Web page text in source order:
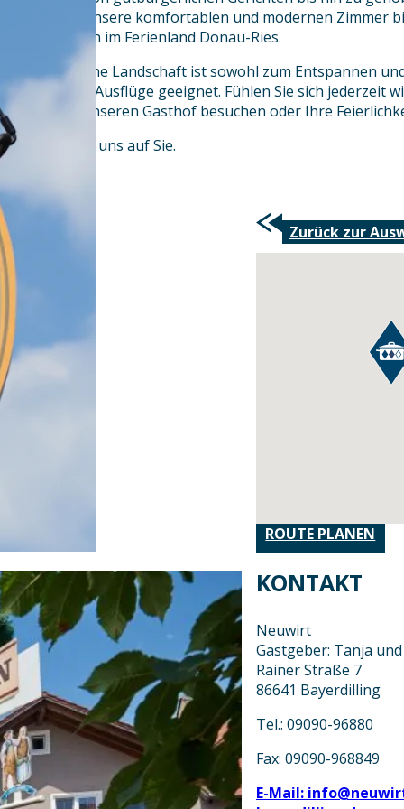
Qualität. Unsere komfortablen und modernen Zimmer
Wohlfühlen im Ferienland Donau-Ries.
Die herrliche Landschaft ist sowohl zum Entspannen
zahlreiche Ausflüge geeignet. Fühlen Sie sich jederzeit
spontan unseren Gasthof besuchen oder Ihre
Wir freuen uns auf Sie.
Zurück zur
ROUTE PLANEN
KONTAKT
Neuwirt
Gastgeber: Tanja
Rainer Straße 7
86641 Bayerdilling
Tel.: 09090-96880
Fax: 09090-968849
E-Mail: